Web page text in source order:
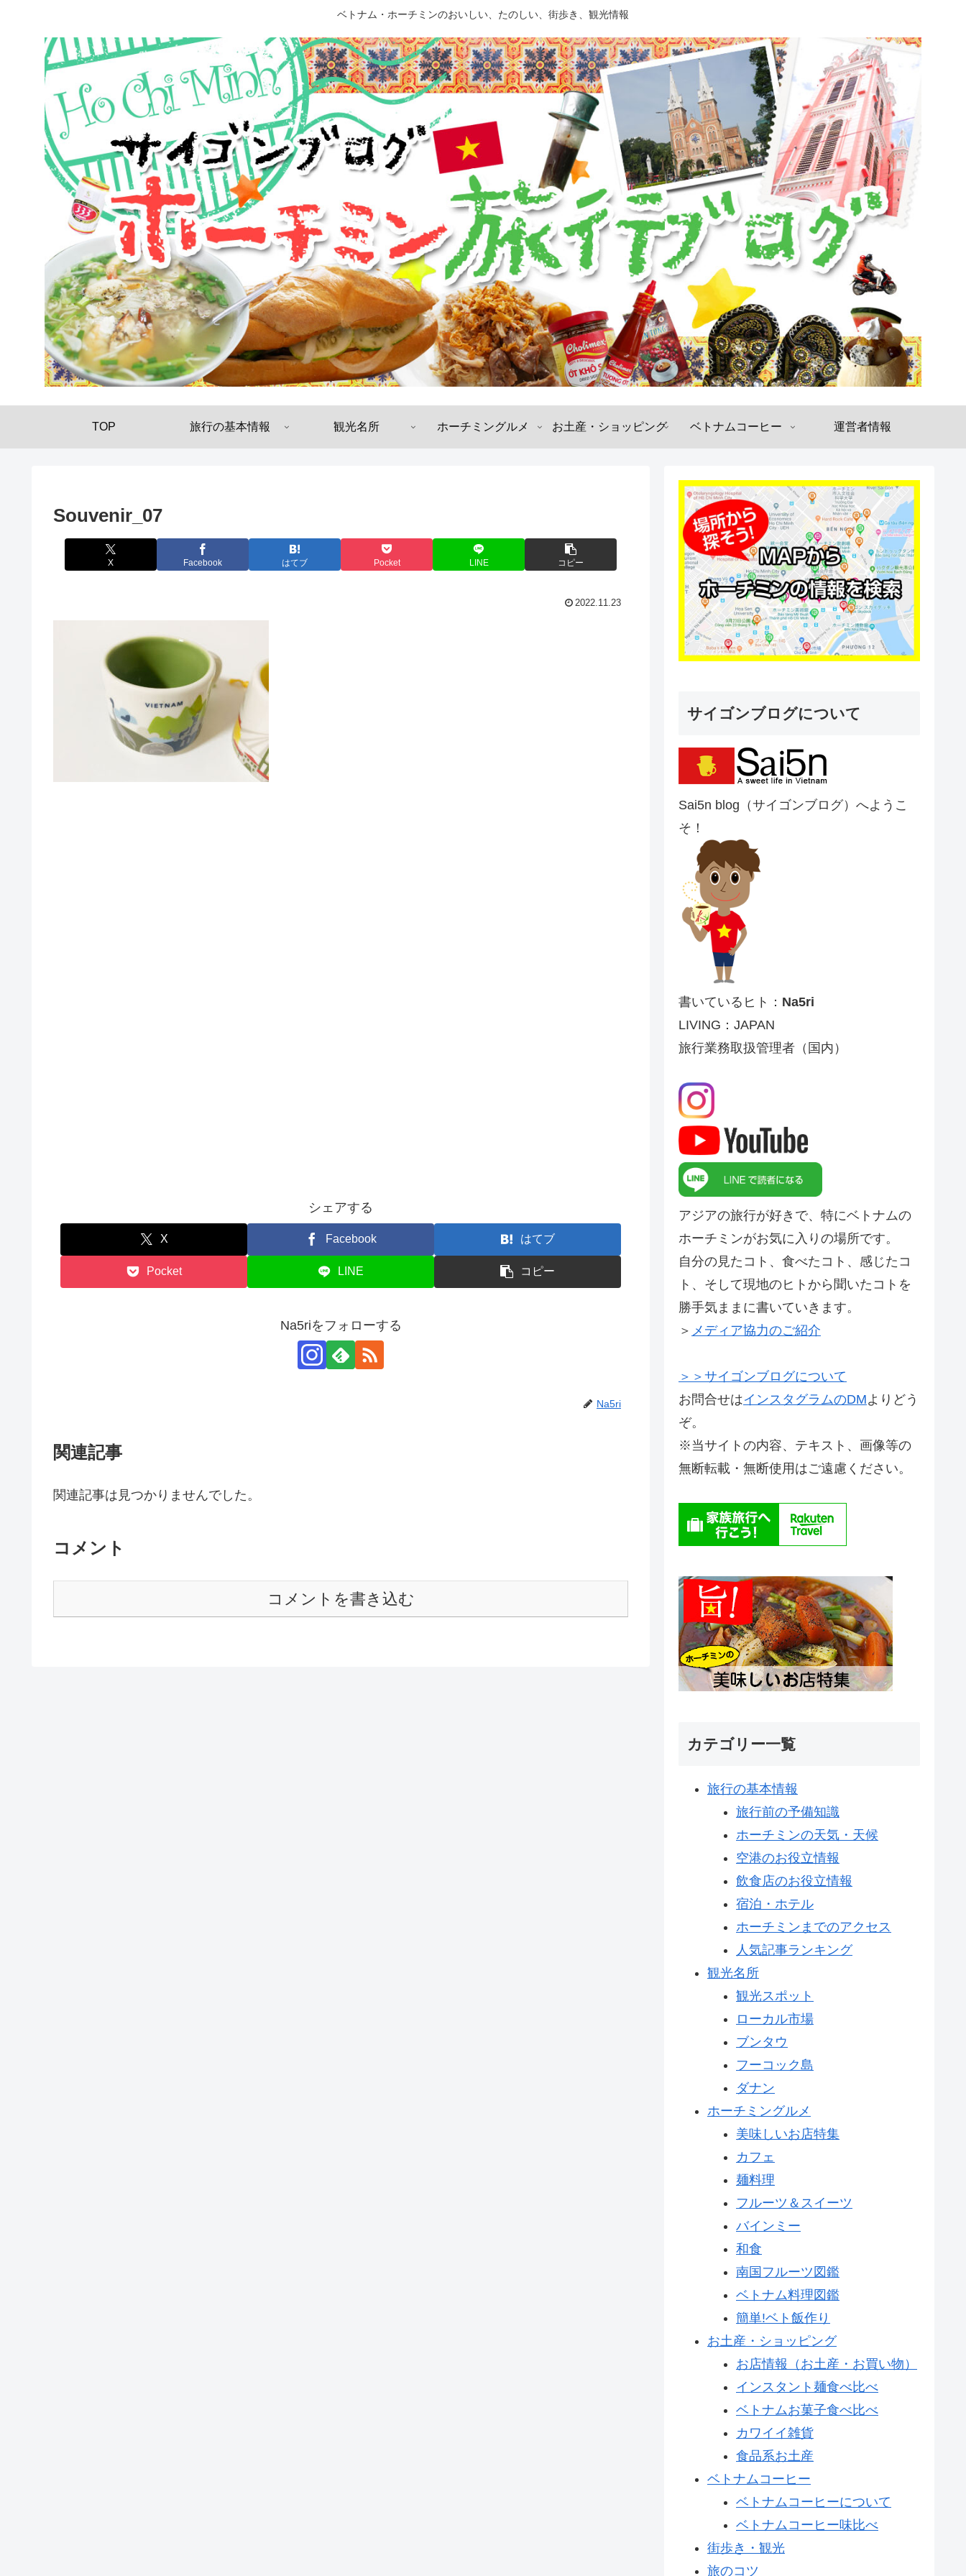
ベトナム・ホーチミンのおいしい、たのしい、街歩き、観光情報
TOP 旅行の基本情報 観光名所 ホーチミングルメ お土産・ショッピング ベトナムコーヒー 運営者情報
Souvenir_07
X Facebook はてブ Pocket LINE コピー
2022.11.23
シェアする
X Facebook はてブ
Pocket LINE コピー
Na5riをフォローする
Na5ri
関連記事
関連記事は見つかりませんでした。
コメント
コメントを書き込む
サイゴンブログについて
Sai5n blog（サイゴンブログ）へようこ
そ！
書いているヒト： Na5ri
LIVING：JAPAN
旅行業務取扱管理者（国内）
アジアの旅行が好きで、特にベトナムの
ホーチミンがお気に入りの場所です。
自分の見たコト、食べたコト、感じたコ
ト、そして現地のヒトから聞いたコトを
勝手気ままに書いていきます。
＞ メディア協力のご紹介
＞＞サイゴンブログについて
お問合せはインスタグラムのDMよりどう
ぞ。
※当サイトの内容、テキスト、画像等の
無断転載・無断使用はご遠慮ください。
カテゴリー一覧
旅行の基本情報
旅行前の予備知識
ホーチミンの天気・天候
空港のお役立情報
飲食店のお役立情報
宿泊・ホテル
ホーチミンまでのアクセス
人気記事ランキング
観光名所
観光スポット
ローカル市場
ブンタウ
フーコック島
ダナン
ホーチミングルメ
美味しいお店特集
カフェ
麺料理
フルーツ＆スイーツ
バインミー
和食
南国フルーツ図鑑
ベトナム料理図鑑
簡単!ベト飯作り
お土産・ショッピング
お店情報（お土産・お買い物）
インスタント麺食べ比べ
ベトナムお菓子食べ比べ
カワイイ雑貨
食品系お土産
ベトナムコーヒー
ベトナムコーヒーについて
ベトナムコーヒー味比べ
街歩き・観光
旅のコツ